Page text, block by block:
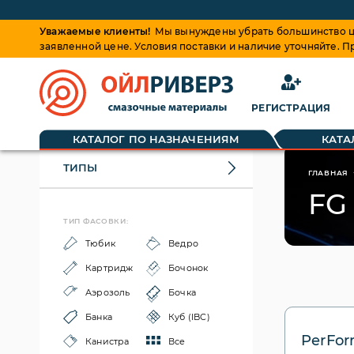
Уважаемые клиенты! Мы вынуждены убрать большинство
заявленной цене. Условия поставки и наличие
РЕГИСТРАЦИЯ
КАТАЛОГ ПО НАЗНАЧЕНИЯМ
ТИПЫ
ТИП ФАСОВКИ:
Тюбик Ведро
Картридж Бочонок
Аэрозоль Бочка
Банка Куб (IBC)
Канистра Все
ГЛАВНАЯ